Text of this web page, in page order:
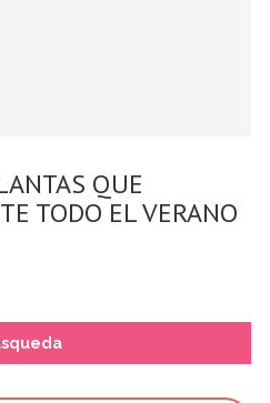
QUE
TODO EL VERANO